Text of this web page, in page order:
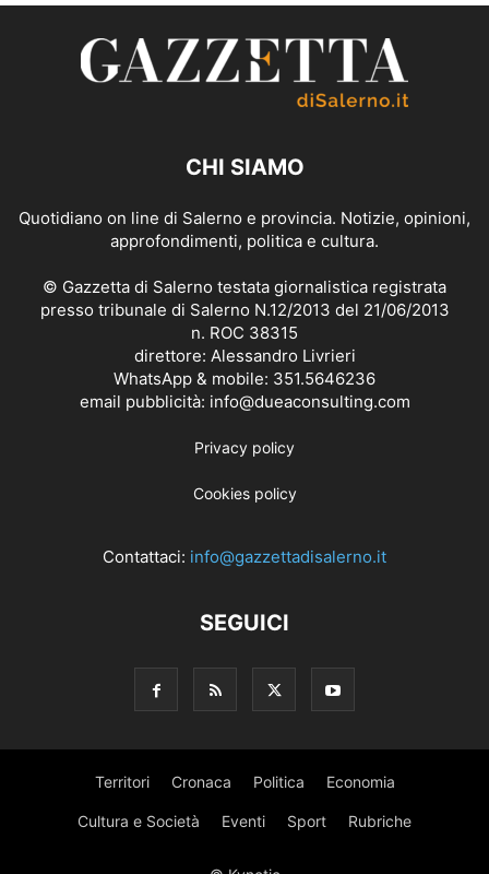
CHI SIAMO
Quotidiano on line di Salerno e provincia. Notizie, opinioni,
approfondimenti, politica e cultura.
© Gazzetta di Salerno testata giornalistica registrata
presso tribunale di Salerno N.12/2013 del 21/06/2013
n. ROC 38315
direttore: Alessandro Livrieri
WhatsApp & mobile: 351.5646236
email pubblicità: info@dueaconsulting.com
Privacy policy
Cookies policy
Contattaci: info@gazzettadisalerno.it
SEGUICI
Territori Cronaca Politica Economia
Cultura e Società Eventi Sport Rubriche